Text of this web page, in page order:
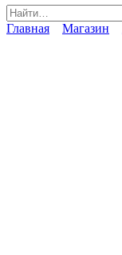
Search
for:
Главная Магазин